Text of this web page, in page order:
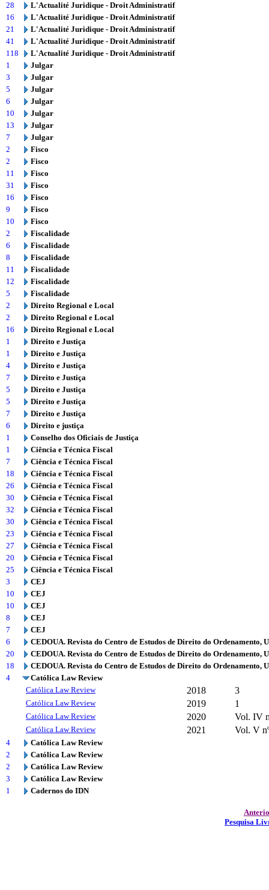
28
L'Actualité Juridique - Droit Administratif
16
L'Actualité Juridique - Droit Administratif
21
L'Actualité Juridique - Droit Administratif
41
L'Actualité Juridique - Droit Administratif
118
L'Actualité Juridique - Droit Administratif
1
Julgar
3
Julgar
5
Julgar
6
Julgar
10
Julgar
13
Julgar
7
Julgar
2
Fisco
2
Fisco
11
Fisco
31
Fisco
16
Fisco
9
Fisco
10
Fisco
2
Fiscalidade
6
Fiscalidade
8
Fiscalidade
11
Fiscalidade
12
Fiscalidade
5
Fiscalidade
2
Direito Regional e Local
2
Direito Regional e Local
16
Direito Regional e Local
1
Direito e Justiça
1
Direito e Justiça
4
Direito e Justiça
7
Direito e Justiça
5
Direito e Justiça
5
Direito e Justiça
7
Direito e Justiça
6
Direito e justiça
1
Conselho dos Oficiais de Justiça
1
Ciência e Técnica Fiscal
7
Ciência e Técnica Fiscal
18
Ciência e Técnica Fiscal
26
Ciência e Técnica Fiscal
30
Ciência e Técnica Fiscal
32
Ciência e Técnica Fiscal
30
Ciência e Técnica Fiscal
23
Ciência e Técnica Fiscal
27
Ciência e Técnica Fiscal
20
Ciência e Técnica Fiscal
25
Ciência e Técnica Fiscal
3
CEJ
10
CEJ
10
CEJ
8
CEJ
7
CEJ
6
CEDOUA. Revista do Centro de Estudos de Direito do Ordenamento,
20
CEDOUA. Revista do Centro de Estudos de Direito do Ordenamento,
18
CEDOUA. Revista do Centro de Estudos de Direito do Ordenamento,
4
Católica Law Review
Católica Law Review
2018 3
Católica Law Review 2019 1
Católica Law Review 2020 Vol. IV
Católica Law Review 2021 Vol. V
4
Católica Law Review
2
Católica Law Review
2
Católica Law Review
3
Católica Law Review
1
Cadernos do IDN
Pesquisa